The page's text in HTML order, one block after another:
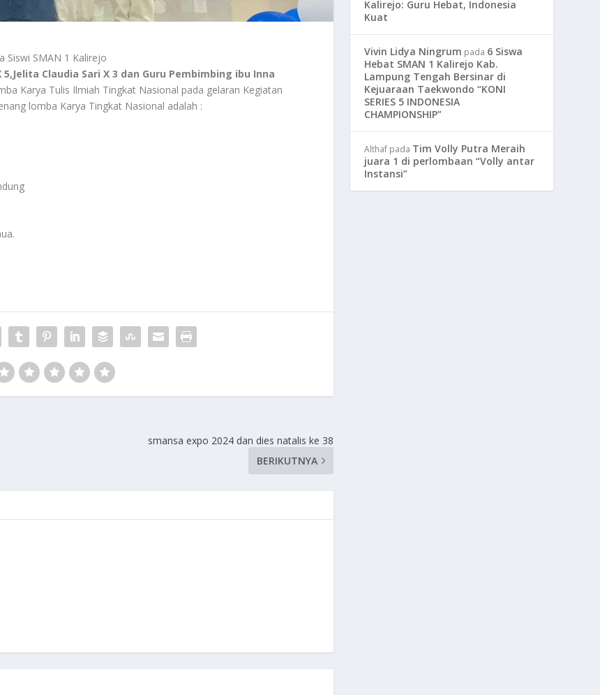
Siswi SMAN 1 Kalirejo
Claudia Sari X 3 dan Guru Pembimbing ibu Inna
Karya Tulis Ilmiah Tingkat Nasional pada gelaran Kegiatan
lomba Karya Tingkat Nasional adalah :
smansa expo 2024 dan dies natalis ke 38
BERIKUTNYA
Kalirejo: Guru Hebat, Indonesia
Kuat
Vivin Lidya Ningrum pada 6 Siswa
Hebat SMAN 1 Kalirejo Kab.
Lampung Tengah Bersinar di
Kejuaraan Taekwondo “KONI
SERIES 5 INDONESIA
CHAMPIONSHIP”
Althaf pada Tim Volly Putra Meraih
juara 1 di perlombaan “Volly antar
Instansi”